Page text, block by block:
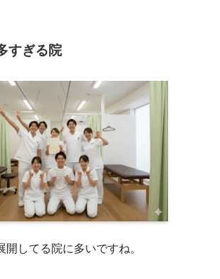
すぎる院
開してる院に多いですね。